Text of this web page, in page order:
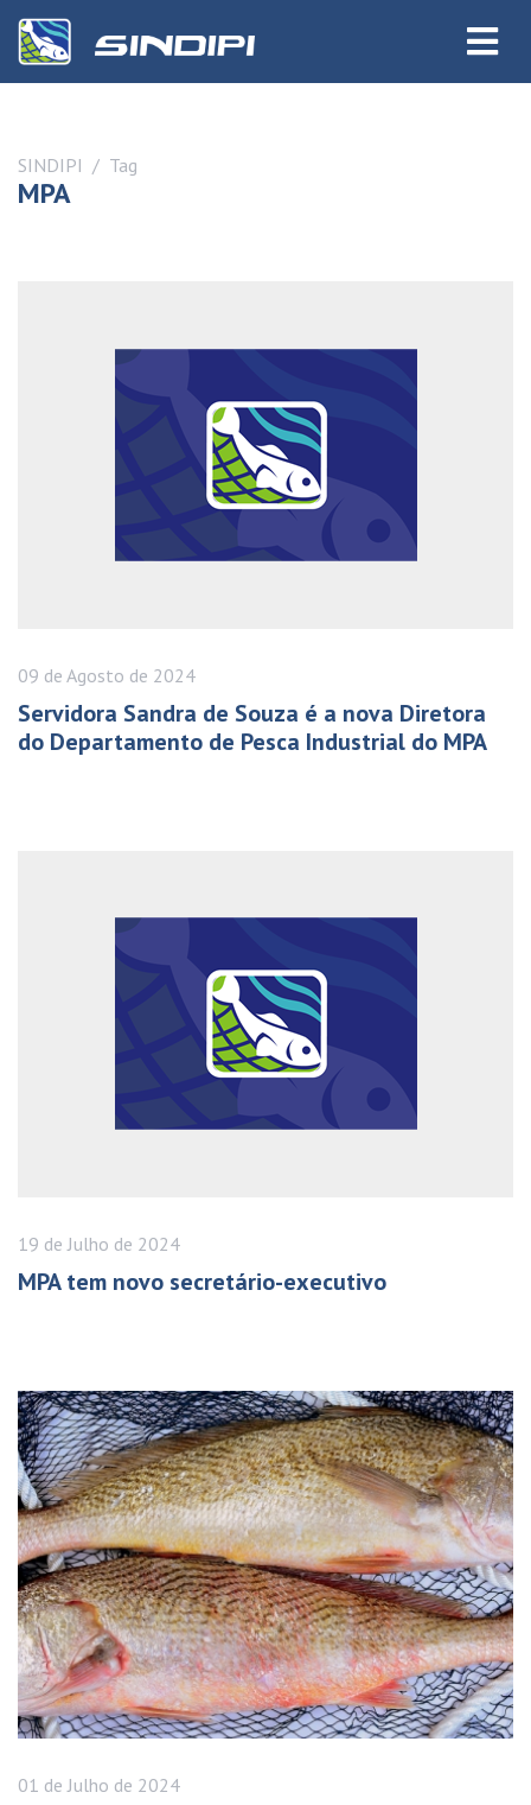
SINDIPI Tag
MPA
09 de Agosto de 2024
Servidora Sandra de Souza é a nova Diretora
do Departamento de Pesca Industrial do MPA
19 deJulho de 2024
MPA tem novo secretário-executivo
01 de Julho de 2024